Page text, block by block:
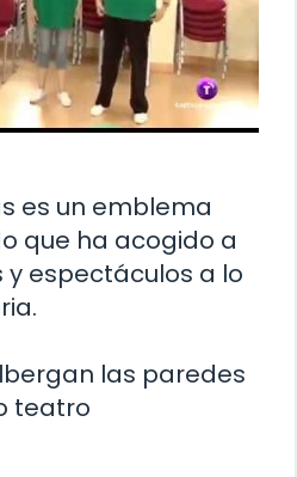
es un emblema
que ha acogido a
espectáculos a lo
las paredes
teatro